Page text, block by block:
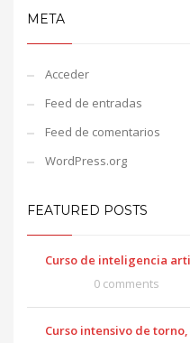
META
Acceder
Feed de entradas
Feed de comentarios
WordPress.org
FEATURED POSTS
Curso de inteligencia
0 comments
Curso intensivo de